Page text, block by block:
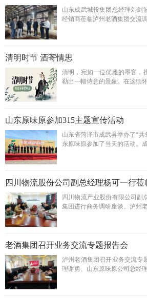
山东成武城投集团总经理刘剑
经销商莅临泸州老酒集团交流
清明时节 酒寄情思
清明，宛如一位优雅的墨客，
勒出一幅诗意的景象。在这缅
山东原味原参加315主题宣传活动
山东省菏泽市成武县举办了“
东原味原参加了当天的活动。
四川物流股份公司副总经理杨可一行
四川物流产业股份有限公司副
集团进行商务调研座谈。泸州
老酒集团召开业务交流专题报告会
泸州老酒集团召开业务交流专
理谢勇、山东原味原公司总经